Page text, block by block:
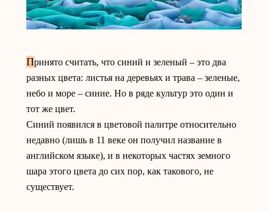
Принято считать, что синий и зеленый – это два
разных цвета: листья на деревьях и трава – зеленые,
небо и море – синие. Но в ряде культур это один и
тот же цвет.
Синий появился в цветовой палитре относительно
недавно (лишь в 11 веке он получил название в
английском языке), и в некоторых частях земного
шара этого цвета до сих пор, как такового, не
существует.